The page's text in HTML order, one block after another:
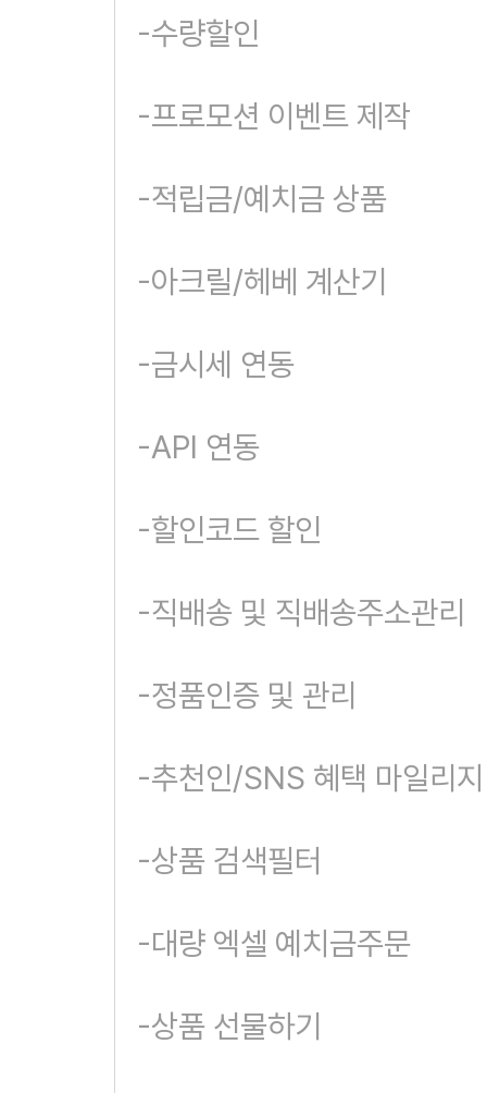
-수량할인
-프로모션 이벤트 제작
-적립금/예치금 상품
-아크릴/헤베 계산기
-금시세 연동
-API 연동
-할인코드 할인
-직배송 및 직배송주소관리
-정품인증 및 관리
-추천인/SNS 혜택 마일리
-상품 검색필터
-대량 엑셀 예치금주문
-상품 선물하기